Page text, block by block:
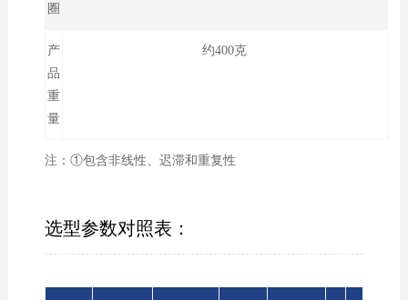
圈
产
品
重
量
约400克
注：①包含非线性、迟滞和重复性
选型参数对照表：